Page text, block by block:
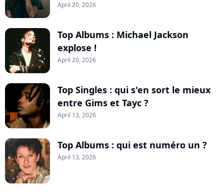
April 20, 2026
Top Albums : Michael Jackson
explose !
April 20, 2026
Top Singles : qui s'en sort le mieux
entre Gims et Tayc ?
April 13, 2026
Top Albums : qui est numéro un ?
April 13, 2026